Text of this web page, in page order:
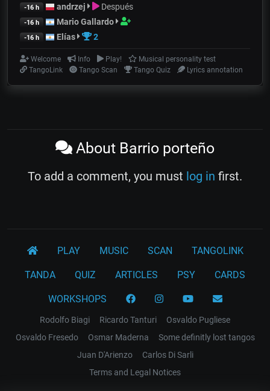
-16 h andrzej Después
-16 h Mario Gallardo
-16 h Elías 2
Welcome Info Play!
Musical personality test
TangoLink
Tango Scan Tango Quiz Lyrics annotation
About Barrio porteño
To add a comment, you must log in first.
PLAY MUSIC SCAN TANGOLINK
TANDA QUIZ ARTICLES PSY CARDS
WORKSHOPS
Rodolfo Biagi Ricardo Tanturi
Osvaldo Pugliese
Osvaldo Fresedo
Osmar Maderna
Some definitly lost tangos
Juan D'Arienzo
Carlos Di Sarli
Terms and Legal Notices